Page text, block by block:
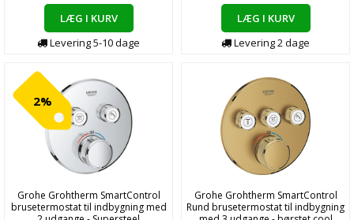
LÆG I KURV
Levering5-10dage
LÆG I KURV
Levering2dage
2%
Grohe Grohtherm SmartControl
brusetermostat til indbygning med
Grohe Grohtherm SmartControl
Rund brusetermostat til indbygning